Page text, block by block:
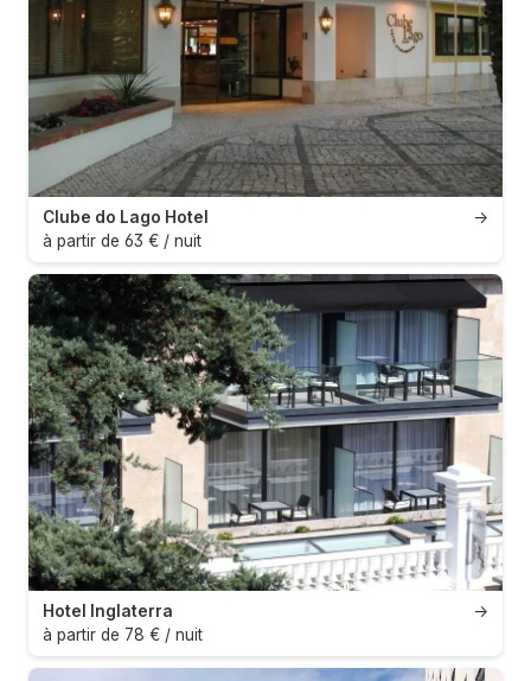
→
Clube do Lago Hotel
à partir de 63 € / nuit
→
Hotel Inglaterra
à partir de 78 € / nuit